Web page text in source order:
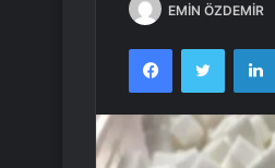
EMİN ÖZDEMİR
FacebookTwitter